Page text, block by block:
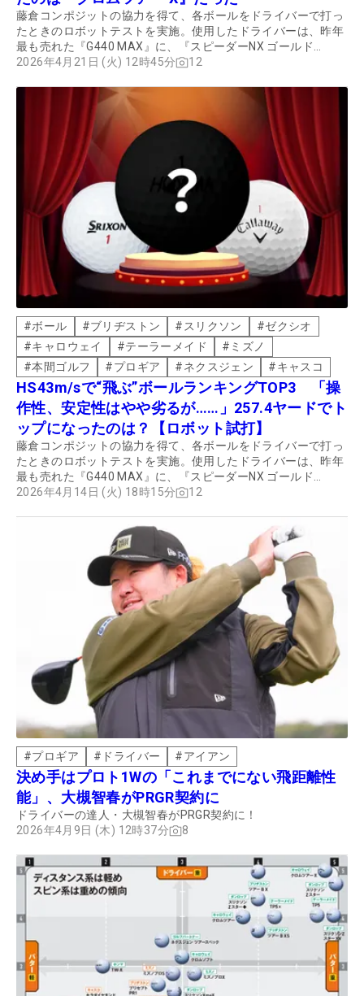
藤倉コンポジットの協力を得て、各ボールをドライバーで打っ
たときのロボットテストを実施。使用したドライバーは、昨年
最も売れた『G440 MAX』に、『スピーダーNX ゴールド
50S』を組み合わせた。福島県南相馬市にある同社の小高工場
クマンで計測。エラーを除いた3球の平均値を取った。その結
果とともに、プロゴルファーの海老原秀聡が試打したインプレ
ッションも紹介する。
2026年4月21日 (火) 12時45分 12
#ボール #ブリヂストン # スリクソン #ゼクシオ
#キャロウェイ #テーラーメイド # ミズノ
#本間ゴルフ #プロギア #ネクスジェン #キャスコ
HS43m/sで“飛ぶ”ボールランキングTOP3 「操
作性、安定性はやや劣るが……」257.4ヤードでト
ップになったのは？【ロボット試打】
藤倉コンポジットの協力を得て、各ボールをドライバーで打っ
たときのロボットテストを実施。使用したドライバーは、昨年
最も売れた『G440 MAX』に、『スピーダーNX ゴールド
50S』を組み合わせた。福島県南相馬市にある同社の小高工場
果とともに、プロゴルファーの海老原秀聡が試打したインプレ
ッションも紹介する。
2026年4月14日 (火) 18時15分 12
#プロギア # ドライバー #アイアン
決め手はプロト1Wの「これまでにない飛距離性
能」、大槻智春がPRGR契約に
ドライバーの達人・大槻智春がPRGR契約に！
2026年4月9日 (木) 12時37分
8